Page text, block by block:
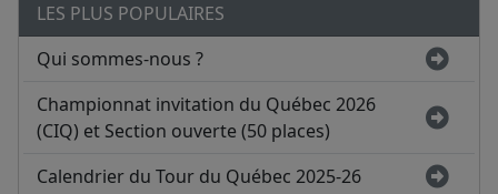
LES PLUS POPULAIRES
Qui sommes-nous ?
Championnat invitation du Québec 2026
(CIQ) et Section ouverte (50 places)
Calendrier du Tour du Québec 2025-26